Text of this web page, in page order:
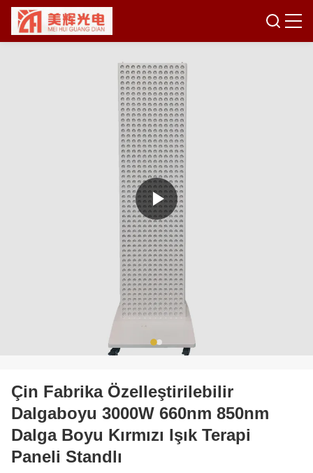
Çin Fabrika Özelleştirilebilir
Dalgaboyu 3000W 660nm 850nm
Dalga Boyu Kırmızı Işık Terapi
Paneli Standlı